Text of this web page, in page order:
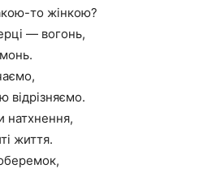
то жінкою?
— вогонь,
відрізняємо.
натхнення,
життя.